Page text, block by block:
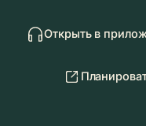
Открыть в